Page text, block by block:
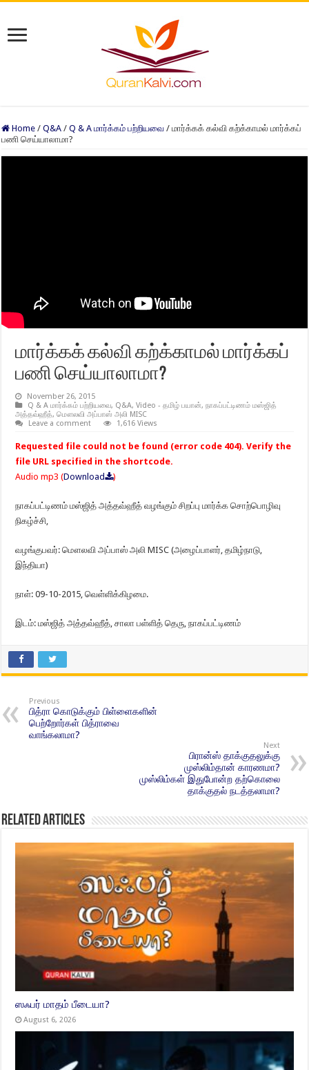
Home / Q&A / Q & A மார்க்கம் பற்றியவை / மார்க்கக் கல்வி கற்க்காமல் மார்க்கப்
பணி செய்யாலாமா?
மார்க்கக் கல்வி கற்க்காமல் மார்க்கப்
பணி செய்யாலாமா?
November 26, 2015
Q & A மார்க்கம் பற்றியவை, Q&A,Video - தமிழ் பயான்,நாகப்பட்டிணம் மஸ்ஜித்
அத்தவ்ஹீத்,மௌலவி அப்பாஸ் அலி MISC
Leave a comment
1,616 Views
Requested file could not be found (error code 404). Verify the
file URL specified in the shortcode.
Audio mp3 (Download )
நாகப்பட்டிணம் மஸ்ஜித் அத்தவ்ஹீத் வழங்கும் சிறப்பு மார்க்க சொற்பொழிவு
நிகழ்ச்சி,
வழங்குபவர்: மௌலவி அப்பாஸ் அலி MISC (அழைப்பாளர், தமிழ்நாடு,
இந்தியா)
நாள்: 09-10-2015, வெள்ளிக்கிழமை.
இடம்: மஸ்ஜித் அத்தவ்ஹீத், சாலா பள்ளித் தெரு, நாகப்பட்டிணம்
Previous
பித்ரா கொடுக்கும் பிள்ளைகளின்
பெற்றோர்கள் பித்ராவை
வாங்கலாமா?
Next
பிரான்ஸ் தாக்குதலுக்கு
முஸ்லிம்தான் காரணமா?
முஸ்லிம்கள் இதுபோன்ற தற்கொலை
தாக்குதல் நடத்தலாமா?
Related Articles
ஸஃபர் மாதம் பீடையா?
August 6, 2026